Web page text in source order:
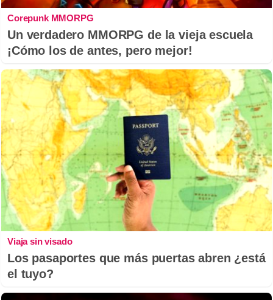
Corepunk MMORPG
Un verdadero MMORPG de la vieja escuela
¡Cómo los de antes, pero mejor!
Viaja sin visado
Los pasaportes que más puertas abren ¿está
el tuyo?